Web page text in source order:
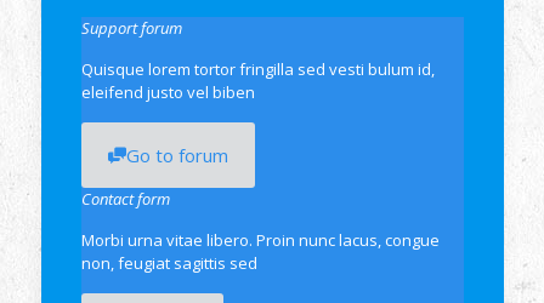
Support forum
Quisque lorem tortor fringilla sed vesti bulum id,
eleifend justo vel biben
Go to forum
Contact form
Morbi urna vitae libero. Proin nunc lacus, congue
non, feugiat sagittis sed